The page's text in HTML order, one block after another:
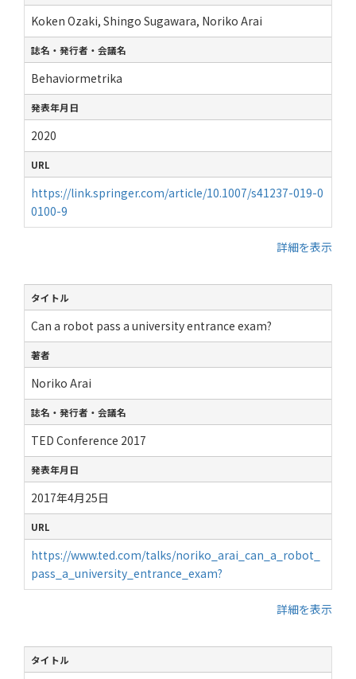
Koken Ozaki, Shingo Sugawara, Noriko Arai
誌名・発行者・会議名
Behaviormetrika
発表年月日
2020
URL
https://link.springer.com/article/10.1007/s41237-019-0
0100-9
詳細を表示
タイトル
Can a robot pass a university entrance exam?
著者
Noriko Arai
誌名・発行者・会議名
TED Conference 2017
発表年月日
2017年4月25日
URL
https://www.ted.com/talks/noriko_arai_can_a_robot_
pass_a_university_entrance_exam?
詳細を表示
タイトル